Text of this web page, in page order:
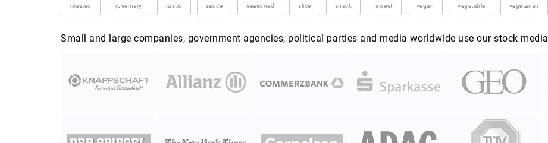
roasted rosemary rustic sauce seasoned slice snack sweet vegan vegetable vegetarian
Small and large companies, government agencies, political parties and media worldwide use our stock media